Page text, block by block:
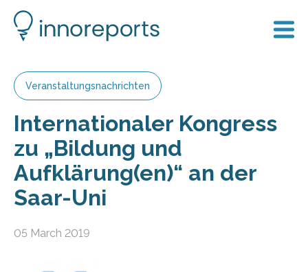
Veranstaltungsnachrichten
Internationaler Kongress
zu „Bildung und
Aufklärung(en)“ an der
Saar-Uni
05 March 2019